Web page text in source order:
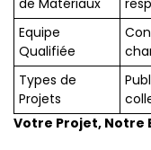
de Matériaux
Equipe
Qualifiée
Types de
Projets
Votre Projet, Notre